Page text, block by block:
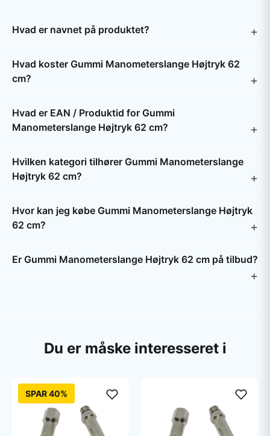
Hvad er navnet på produktet?
Hvad koster Gummi Manometerslange Højtryk 62
cm?
Hvad er EAN / Produktid for Gummi
Manometerslange Højtryk 62 cm?
Hvilken kategori tilhører Gummi Manometerslange
Højtryk 62 cm?
Hvor kan jeg købe Gummi Manometerslange Højtryk
62 cm?
Er Gummi Manometerslange Højtryk 62 cm på tilbud?
Du er måske interesseret i
SPAR 40%